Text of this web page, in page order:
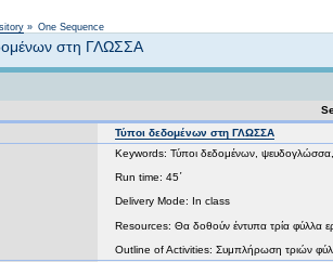
» One Sequence
στη ΓΛΩΣΣΑ
Τύποι δεδομένων στη ΓΛΩΣΣΑ
Keywords: Τύποι δεδομένων,
Run time: 45΄
Delivery Mode: In class
Resources: Θα δοθούν έντυπα τρία φύλλα
Outline of Activities: Συμπλήρωση τριών